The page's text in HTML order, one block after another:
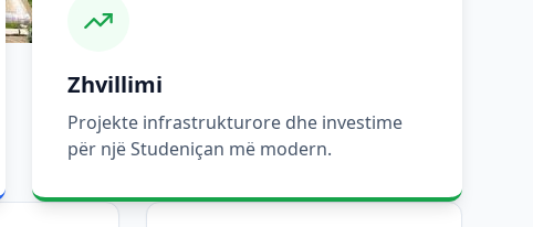
Zhvillimi
Projekte infrastrukturore dhe investime
për një Studeniçan më modern.